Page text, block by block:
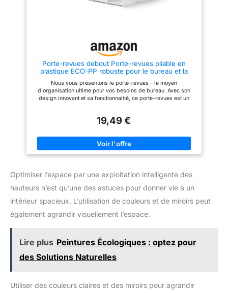
Porte-revues debout Porte-revues pliable en
plastique ECO-PP robuste pour le bureau et la
4 compartiments au design élégant
Nous vous présentons le porte-revues – le moyen
d'organisation ultime pour vos besoins de bureau. Avec son
design innovant et sa fonctionnalité, ce porte-revues est un
être facilement étendu ou plié pour économiser de l'espace sur
extrêmement facile à utiliser et gain de temps. Il suffit de le
déplier et il est prêt à l'emploi Fabriqué en plastique ECO-PP
extrêmement robuste et durable, ce porte-revues garantit une
pour un look frais et bien rangé. Avec ses quatre
et un espace de rangement pour vos fichiers, magazines et
dossiers, ce qui vous permet de garder un bureau bien rangé.
Parfait pour le bureau et pour la maison, les études et l'école.
Ce porte-revues polyvalent peut vous aider à organiser non
seulement votre espace de travail, mais également d'autres
bureau. Sa couleur gris clair ajoute une touche de
prise en main confortable. En outre, il est conçu avec des coins
19,49 €
Optimiser l’espace par une exploitation intelligente des
hauteurs n’est qu’une des astuces pour donner vie à un
intérieur spacieux. L’utilisation de couleurs et de miroirs peut
également agrandir visuellement l’espace.
Lire plus Peintures Écologiques : optez pour
des Solutions Naturelles
Utiliser des couleurs claires et des miroirs pour agrandir